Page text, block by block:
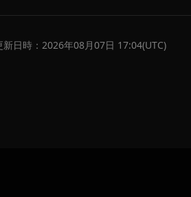
新日時：2026年08月07日 17:04(UTC)